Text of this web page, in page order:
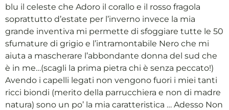
blu il celeste che Adoro il corallo e il rosso fragola
soprattutto d’estate per l’inverno invece la mia
grande inventiva mi permette di sfoggiare tutte le 50
sfumature di grigio e l’intramontabile Nero che mi
aiuta a mascherare l’abbondante donna del sud che
è in me…(scagli la prima pietra chi è senza peccato!)
Avendo i capelli legati non vengono fuori i miei tanti
ricci biondi (merito della parrucchiera e non di madre
natura) sono un po’ la mia caratteristica … Adesso Non